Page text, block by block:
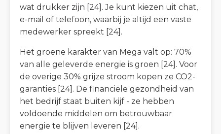
wat drukker zijn [24]. Je kunt kiezen uit chat,
e-mail of telefoon, waarbij je altijd een vaste
medewerker spreekt [24].
Het groene karakter van Mega valt op: 70%
van alle geleverde energie is groen [24]. Voor
de overige 30% grijze stroom kopen ze CO2-
garanties [24]. De financiële gezondheid van
het bedrijf staat buiten kijf - ze hebben
voldoende middelen om betrouwbaar
energie te blijven leveren [24].